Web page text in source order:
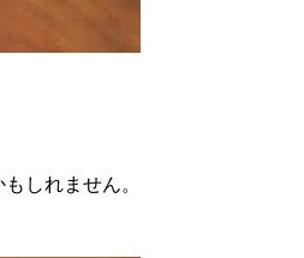
しれません。